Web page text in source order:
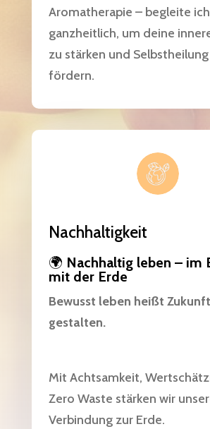
Aromatherapie – begleite
ganzheitlich, um deine
zu stärken und
fördern.
Nachhaltigkeit
🌍 Nachhaltig leben – im
mit der Erde
Bewusst leben heißt Zukunft
gestalten.
Mit Achtsamkeit,
Zero Waste stärken wir
Verbindung zur Erde.